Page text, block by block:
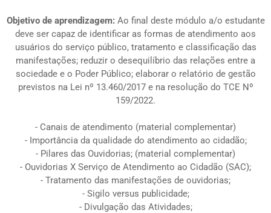
Objetivo de aprendizagem:Ao final deste módulo a/o estudante
deve ser capaz de identificar as formas de atendimento aos
usuários do serviço público, tratamento e classificação das
manifestações; reduzir o desequilíbrio das relações entre a
sociedade e o Poder Público; elaborar o relatório de gestão
previstos na Lei nº 13.460/2017 e na resolução do TCE Nº
159/2022.
- Canais de atendimento (material complementar)
- Importância da qualidade do atendimento ao cidadão;
- Pilares das Ouvidorias; (material complementar)
- Ouvidorias X Serviço de Atendimento ao Cidadão (SAC);
- Tratamento das manifestações de ouvidorias;
- Sigilo versus publicidade;
- Divulgação das Atividades;